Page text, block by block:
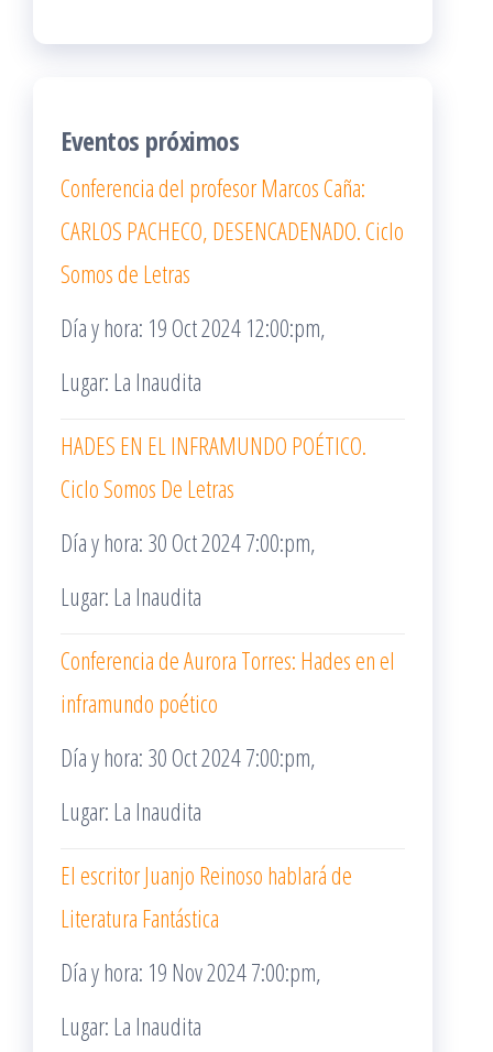
Eventos próximos
Conferencia del profesor Marcos Caña:
CARLOS PACHECO, DESENCADENADO. Ciclo
Somos de Letras
Día y hora: 19 Oct 2024 12:00:pm,
Lugar: La Inaudita
HADES EN EL INFRAMUNDO POÉTICO.
Ciclo Somos De Letras
Día y hora: 30 Oct 2024 7:00:pm,
Lugar: La Inaudita
Conferencia de Aurora Torres: Hades en el
inframundo poético
Día y hora: 30 Oct 2024 7:00:pm,
Lugar: La Inaudita
El escritor Juanjo Reinoso hablará de
Literatura Fantástica
Día y hora: 19 Nov 2024 7:00:pm,
Lugar: La Inaudita